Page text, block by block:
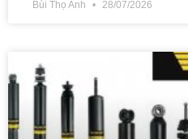
Bùi Thọ Anh 28/07/2026